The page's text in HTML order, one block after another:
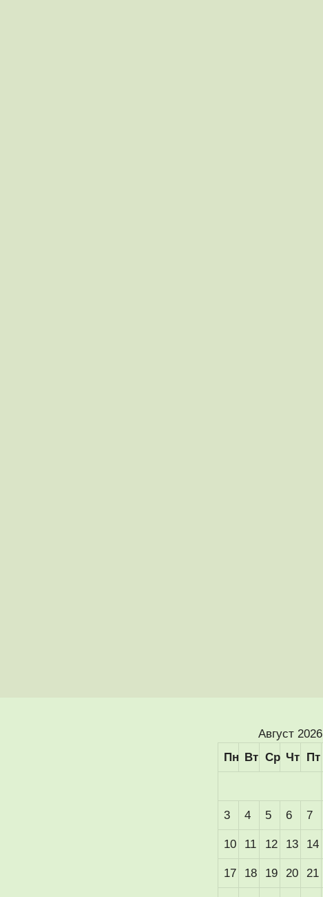
Август 2026
Пн Вт Ср Чт Пт
3 4 5 6 7
10 11 12 13 14
17 18 19 20 21